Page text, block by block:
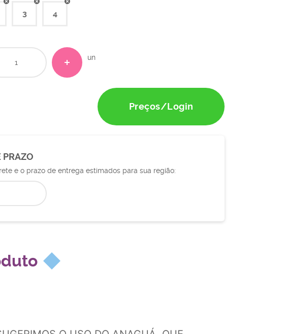
3 4
un
Preços/Login
PRAZO
e o prazo de entrega estimados para sua região: